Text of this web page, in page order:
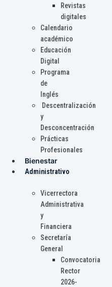
Revistas
digitales
Calendario
académico
Educación
Digital
Programa
de
Inglés
Descentralización
y
Desconcentración
Prácticas
Profesionales
Bienestar
Administrativo
Vicerrectora
Administrativa
y
Financiera
Secretaría
General
Convocatoria
Rector
2026-